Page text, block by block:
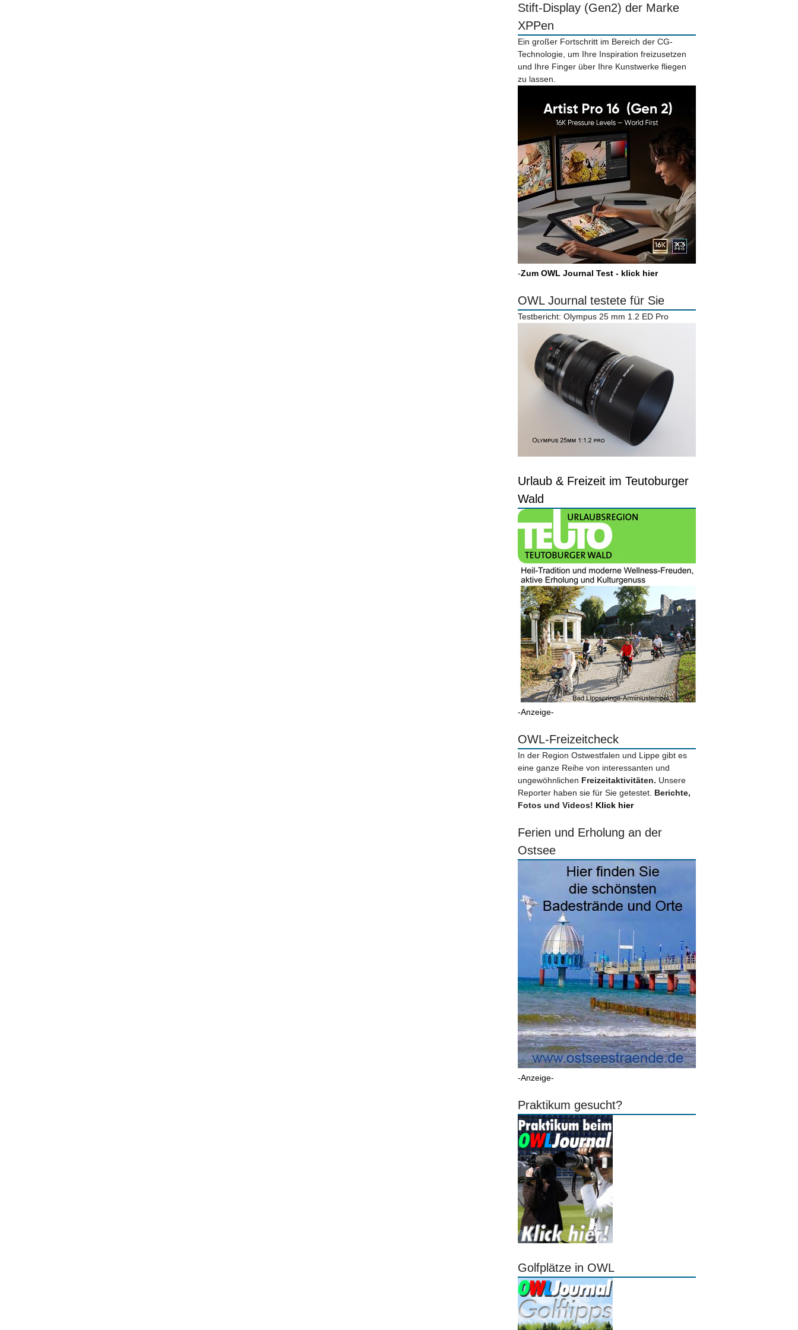
Stift-Display (Gen2) der Marke
XPPen
Ein großer Fortschritt im Bereich der CG-
Technologie, um Ihre Inspiration freizusetzen
und Ihre Finger über Ihre Kunstwerke fliegen
zu lassen.
-Zum OWL Journal Test - klick hier
OWL Journal testete für Sie
Testbericht: Olympus 25 mm 1.2 ED Pro
Urlaub & Freizeit im Teutoburger
Wald
-Anzeige-
OWL-Freizeitcheck
In der Region Ostwestfalen und Lippe gibt es
eine ganze Reihe von interessanten und
ungewöhnlichen Freizeitaktivitäten. Unsere
Reporter haben sie für Sie getestet. Berichte,
Fotos und Videos! Klick hier
Ferien und Erholung an der
Ostsee
-Anzeige-
Praktikum gesucht?
Golfplätze in OWL